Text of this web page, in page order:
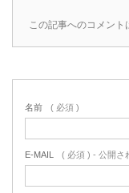
この記事へのコメント
名前 ( 必須 )
E-MAIL ( 必須 ) - 公開さ